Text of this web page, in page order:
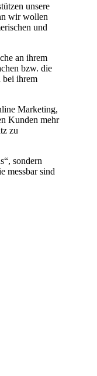
unsere
wir wollen
und
an ihrem
bzw. die
bei ihrem
Marketing,
Kunden mehr
zu
sondern
messbar sind